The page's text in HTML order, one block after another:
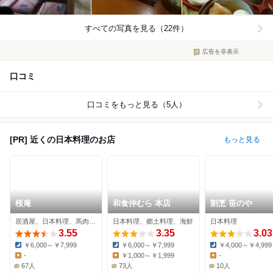
すべての写真を見る（22件）
広告を非表示
口コミ
口コミをもっと見る（5人）
[PR] 近くの日本料理のお店 もっと見る
桜庵
3.55
Dinner:
￥6,000～￥7,999
Lunch:
-
67人
和食仲むら 本店
日本料理、郷土料理、海鮮
3.35
Dinner:
￥6,000～￥7,999
Lunch:
￥1,000～￥1,999
73人
割烹 笹のや
日本料理
3.03
Dinner:
￥4,000～￥4,999
Lunch:
-
10人